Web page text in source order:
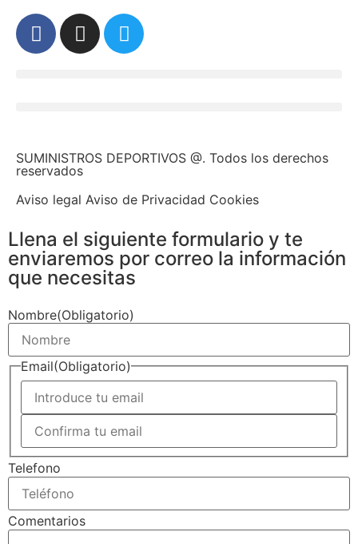
SUMINISTROS DEPORTIVOS @. Todos los derechos
reservados
Aviso legal Aviso de Privacidad Cookies
Llena el siguiente formulario y te
enviaremos por correo la información
que necesitas
Nombre(Obligatorio)
Email(Obligatorio)
Telefono
Comentarios